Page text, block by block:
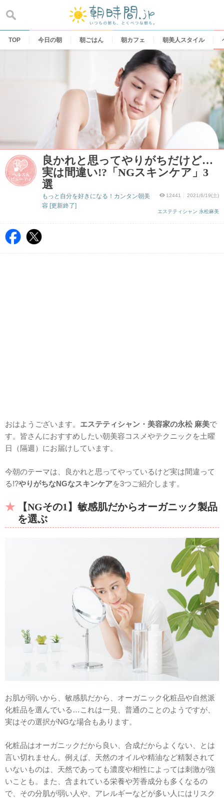
content
TOP 今日の朝 朝ごはん 朝カフェ 朝美人スタイル
良かれと思ってやりがちだけど…
実は間違い!?「NGスキンケア」3
選
12441 2021/6/19(土)
エステティシャン 永松麻美
もっと自分を好きになる！カンタン朝美
容 [更新終了]
おはようございます。 エステティシャン・美容家の永松 麻美で
す。皆さんにおすすめしたい朝美容コスメやテクニックを土曜
日（隔週）にお届けしています。
今朝のテーマは、良かれと思ってやっているけど実は間違って
る!?やりがちなNGなスキンケアを3つご紹介します。
【NGその1】敏感肌だからオーガニック製品
を選ぶ
お肌が弱いから、敏感肌だから、オーガニック化粧品や自然派
化粧品を選んでいる…これは一見、普通のことのようですが、
実はその選択がNGな場合もあります。
化粧品はオーガニックだから良い、合成だからよくない、とは
言い切れません。例えば、天然のオイルや精油など精製されて
いないものは、天然であっても濃度や相性によっては刺激が強
いことも。また、含まれている栄養や芳香成分も多くなるの
で、その分肌が弱い人や、アレルギーなどが多い人にはリスク